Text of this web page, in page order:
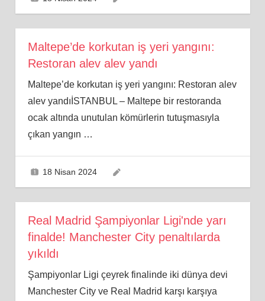
Maltepe’de korkutan iş yeri yangını:
Restoran alev alev yandı
Maltepe’de korkutan iş yeri yangını: Restoran alev
alev yandıİSTANBUL – Maltepe bir restoranda
ocak altında unutulan kömürlerin tutuşmasıyla
çıkan yangın …
18 Nisan 2024
Real Madrid Şampiyonlar Ligi'nde yarı
finalde! Manchester City penaltılarda
yıkıldı
Şampiyonlar Ligi çeyrek finalinde iki dünya devi
Manchester City ve Real Madrid karşı karşıya